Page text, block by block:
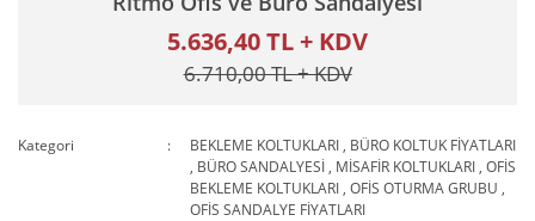
5.636,40 TL + KDV
6.710,00 TL + KDV
Kategori BEKLEME KOLTUKLARI , BÜRO KOLTUK FİYATLARI
, BÜRO SANDALYESİ , MİSAFİR KOLTUKLARI ,OFİS
BEKLEME KOLTUKLARI ,OFİS OTURMA GRUBU ,
OFİS SANDALYE FİYATLARI